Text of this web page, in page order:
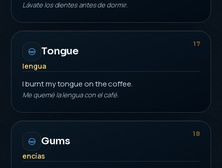
Lávate los dientes antes de dormir.
17
Tongue
lengua
I burnt my tongue on the coffee.
Me quemé la lengua con el café.
18
Gums
encías